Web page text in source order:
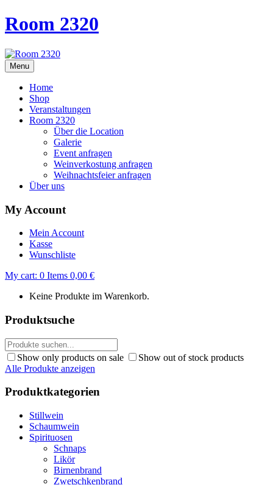
Room 2320
Menu
Home
Shop
Veranstaltungen
Room 2320
Über die Location
Galerie
Event anfragen
Weinverkostung anfragen
Weihnachtsfeier anfragen
Über uns
My Account
Mein Account
Kasse
Wunschliste
My cart: 0 Items 0,00 €
Keine Produkte im Warenkorb.
Produktsuche
Show only products on sale
Show out of stock products
Alle Produkte anzeigen
Produktkategorien
Stillwein
Schaumwein
Spirituosen
Schnaps
Likör
Birnenbrand
Zwetschkenbrand